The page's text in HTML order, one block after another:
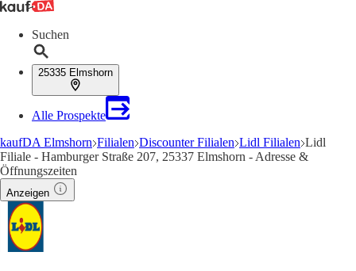
Suchen
25335 Elmshorn
Alle Prospekte
kaufDA Elmshorn Filialen Discounter Filialen Lidl Filialen Lidl
Filiale - Hamburger Straße 207, 25337 Elmshorn - Adresse &
Öffnungszeiten
Anzeigen